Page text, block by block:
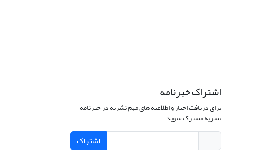
اشتراک خبرنامه
برای دریافت اخبار و اطلاعیه های مهم نشریه در خبرنامه
نشریه مشترک شوید.
اشتراک